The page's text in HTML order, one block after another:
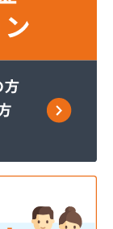
営業所